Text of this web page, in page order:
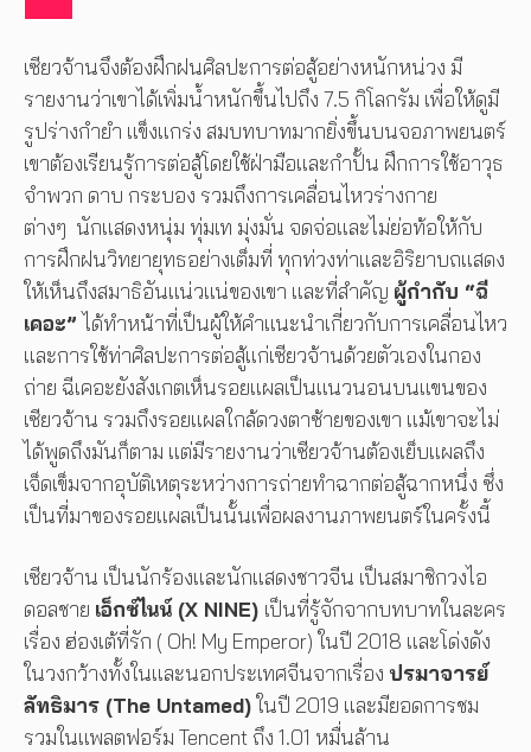
เซียวจ้านจึงต้องฝึกฝนศิลปะการต่อสู้อย่างหนักหน่วง มี
รายงานว่าเขาได้เพิ่มน้ำหนักขึ้นไปถึง 7.5 กิโลกรัม เพื่อให้ดูมี
รูปร่างกำยำ แข็งแกร่ง สมบทบาทมากยิ่งขึ้นบนจอภาพยนตร์
เขาต้องเรียนรู้การต่อสู้โดยใช้ฝ่ามือและกำปั้น ฝึกการใช้อาวุธ
จำพวก ดาบ กระบอง รวมถึงการเคลื่อนไหวร่างกาย
ต่างๆ นักแสดงหนุ่ม ทุ่มเท มุ่งมั่น จดจ่อและไม่ย่อท้อให้กับ
การฝึกฝนวิทยายุทธอย่างเต็มที่ ทุกท่วงท่าและอิริยาบถแสดง
ให้เห็นถึงสมาธิอันแน่วแน่ของเขา และที่สำคัญ ผู้กำกับ “ฉี
เคอะ”ได้ทำหน้าที่เป็นผู้ให้คำแนะนำเกี่ยวกับการเคลื่อนไหว
และการใช้ท่าศิลปะการต่อสู้แก่เซียวจ้านด้วยตัวเองในกอง
ถ่าย ฉีเคอะยังสังเกตเห็นรอยแผลเป็นแนวนอนบนแขนของ
เซียวจ้าน รวมถึงรอยแผลใกล้ดวงตาซ้ายของเขา แม้เขาจะไม่
ได้พูดถึงมันก็ตาม แต่มีรายงานว่าเซียวจ้านต้องเย็บแผลถึง
เจ็ดเข็มจากอุบัติเหตุระหว่างการถ่ายทำฉากต่อสู้ฉากหนึ่ง ซึ่ง
เป็นที่มาของรอยแผลเป็นนั้นเพื่อผลงานภาพยนตร์ในครั้งนี้
เซียวจ้าน เป็นนักร้องและนักแสดงชาวจีน เป็นสมาชิกวงไอ
ดอลชาย เอ็กซ์ไนน์ (X NINE) เป็นที่รู้จักจากบทบาทในละคร
เรื่อง ฮ่องเต้ที่รัก ( Oh! My Emperor) ในปี 2018 และโด่งดัง
ในวงกว้างทั้งในและนอกประเทศจีนจากเรื่อง ปรมาจารย์
ลัทธิมาร (The Untamed)ในปี 2019 และมียอดการชม
รวมในแพลตฟอร์ม Tencent ถึง 1.01 หมื่นล้าน